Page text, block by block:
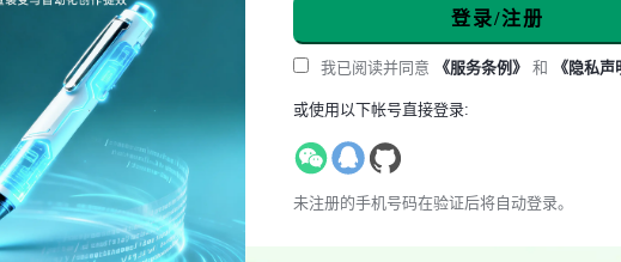
登录/注册
我已阅读并同意 《服务条例》 和 《隐私声
或使用以下帐号直接登录:
未注册的手机号码在验证后将自动登录。